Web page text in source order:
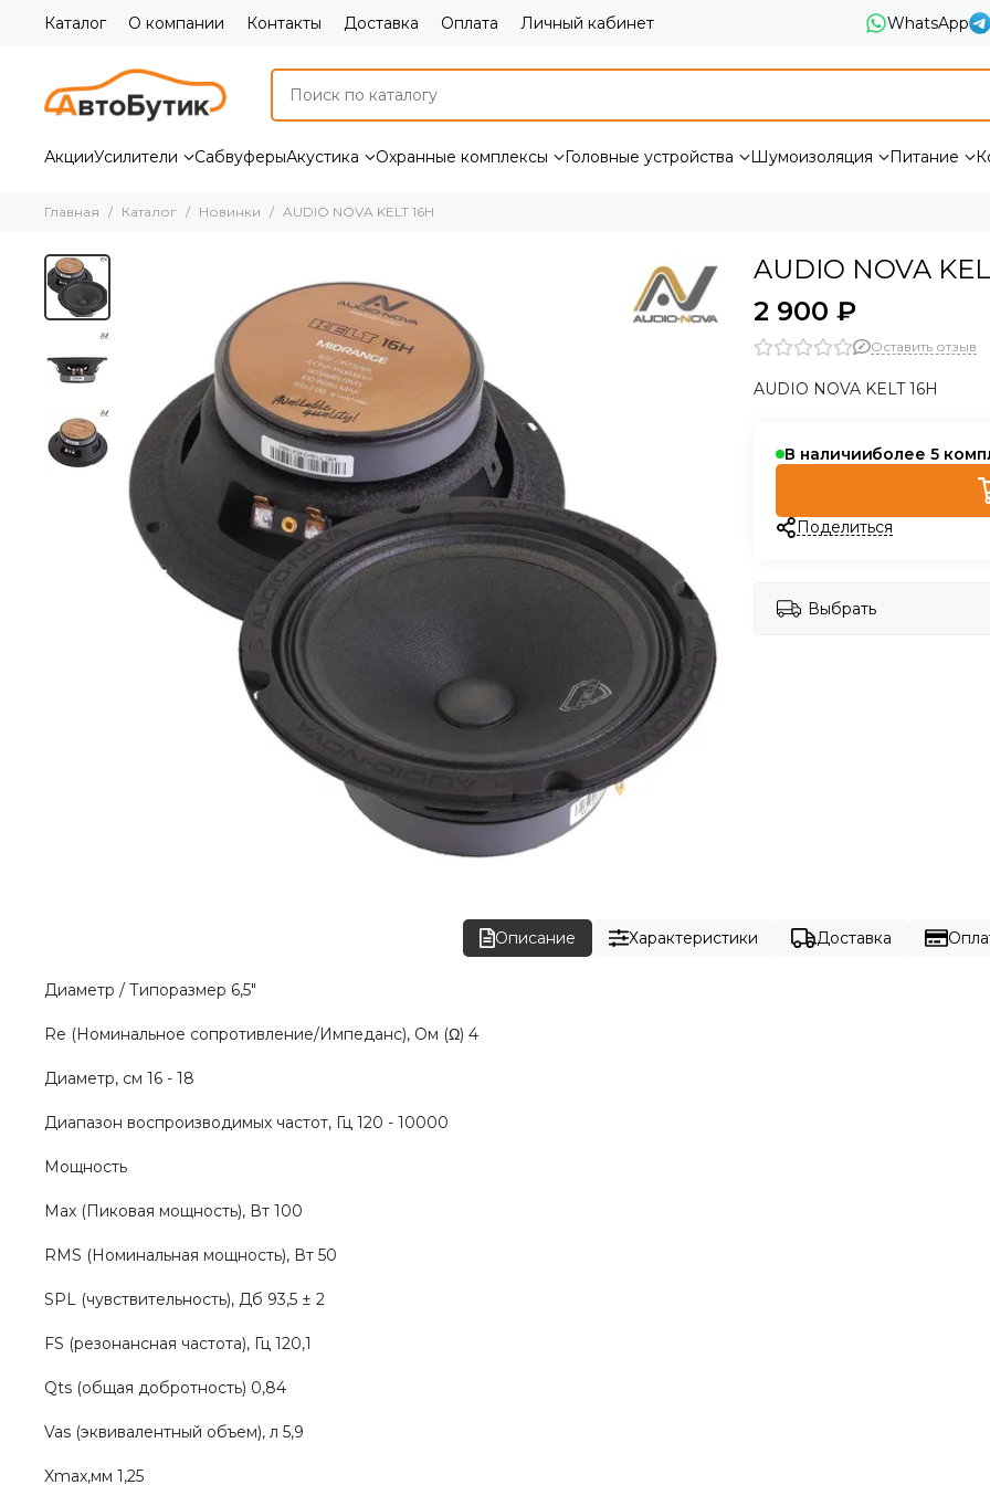
Каталог О компании Контакты Доставка Оплата Личный кабинет WhatsApp
АкцииУсилители СабвуферыАкустика Охранные комплексы Головные устройства Шумоизоляция Питание
Главная Каталог Новинки AUDIO NOVA KELT 16H
AUDIO NOVA
2 900 ₽
Оставить отзыв
AUDIO NOVA KELT 16H
В наличииболее 5
Поделиться
Выбрать
Описание Характеристики Доставка
Диаметр / Типоразмер 6,5"
Re (Номинальное сопротивление/Импеданс), Ом (Ω) 4
Диаметр, см 16 - 18
Диапазон воспроизводимых частот, Гц 120 - 10000
Мощность
Max (Пиковая мощность), Вт 100
RMS (Номинальная мощность), Вт 50
SPL (чувствительность), Дб 93,5 ± 2
FS (резонансная частота), Гц 120,1
Qts (общая добротность) 0,84
Vas (эквивалентный объем), л 5,9
Xmax,мм 1,25